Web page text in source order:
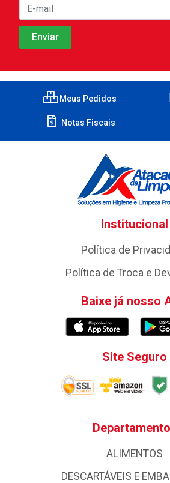
Meus Pedidos
Notas Fiscais
Institucional
Política de
Política de Troca e
Baixe já nosso
Site Seguro
ALIMENTOS
DESCARTÁVEIS E